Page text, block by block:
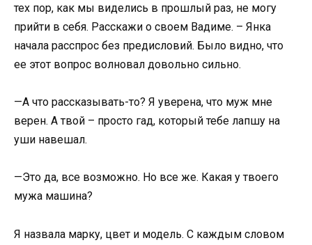
тех пор, как мы виделись в прошлый раз, не могу
прийти в себя. Расскажи о своем Вадиме. – Янка
начала расспрос без предисловий. Было видно, что
ее этот вопрос волновал довольно сильно.
—А что рассказывать-то? Я уверена, что муж мне
верен. А твой – просто гад, который тебе лапшу на
уши навешал.
—Это да, все возможно. Но все же. Какая у твоего
мужа машина?
Я назвала марку, цвет и модель. С каждым словом